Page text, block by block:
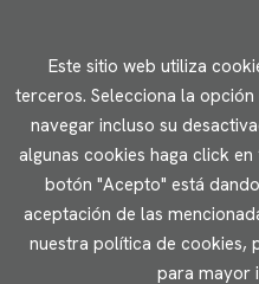
Horario de verano
Lunes a jueves
Viernes
Aviso legal Política de
Este sitio web utiliza
terceros. Selecciona la
navegar incluso su
algunas cookies haga click
botón "Acepto" está
aceptación de las
nuestra política de cookies,
para mayor